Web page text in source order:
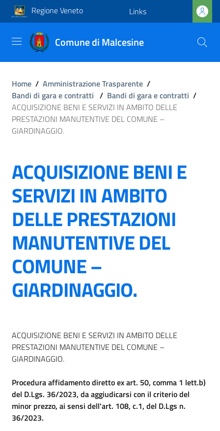
Regione Veneto Links
Comune di Malcesine
Home / Amministrazione Trasparente /
Bandi di gara e contratti / Bandi di gara e contratti /
ACQUISIZIONE BENI E SERVIZI IN AMBITO DELLE
PRESTAZIONI MANUTENTIVE DEL COMUNE –
GIARDINAGGIO.
ACQUISIZIONE BENI E
SERVIZI IN AMBITO
DELLE PRESTAZIONI
MANUTENTIVE DEL
COMUNE –
GIARDINAGGIO.
ACQUISIZIONE BENI E SERVIZI IN AMBITO DELLE
PRESTAZIONI MANUTENTIVE DEL COMUNE –
GIARDINAGGIO.
Procedura affidamento diretto ex art. 50, comma 1 lett.b)
del D.Lgs. 36/2023, da aggiudicarsi con il criterio del
minor prezzo, ai sensi dell'art. 108, c.1, del D.Lgs n.
36/2023.